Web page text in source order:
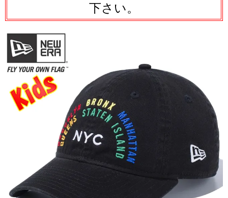
下さい。